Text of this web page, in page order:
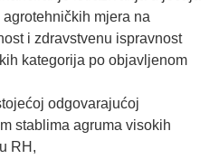
mjera na
i zdravstvenu ispravnost
kategorija po objavljenom
odgovarajućoj
stablima agruma visokih
RH,